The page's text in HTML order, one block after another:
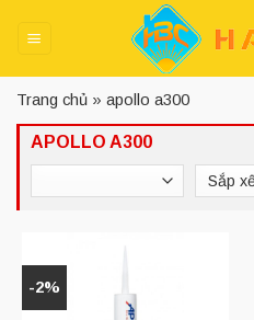
Trang chủ » apollo a300
APOLLO A300
-2%